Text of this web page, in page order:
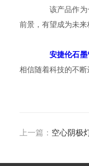
该产品作为一
前景，有望成为未来
安捷伦石墨
相信随着科技的不
上一篇： 空心阴极